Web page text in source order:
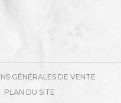
GÉNÉRALES DE VENTE
PLAN DU SITE